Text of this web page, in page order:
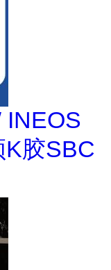
胶SBC